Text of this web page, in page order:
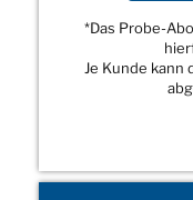
*Das Probe-
Je Kunde kann